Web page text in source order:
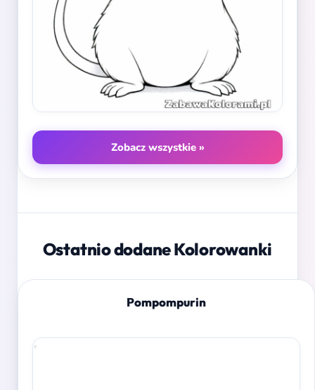
Zobacz wszystkie »
Ostatnio dodane Kolorowanki
Pompompurin